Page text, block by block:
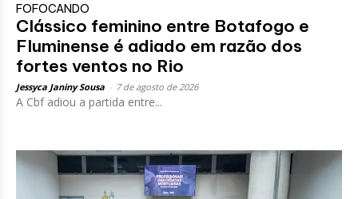
FOFOCANDO
Clássico feminino entre Botafogo e
Fluminense é adiado em razão dos
fortes ventos no Rio
Jessyca Janiny Sousa 7 de agosto de 2026
A Cbf adiou a partida entre...